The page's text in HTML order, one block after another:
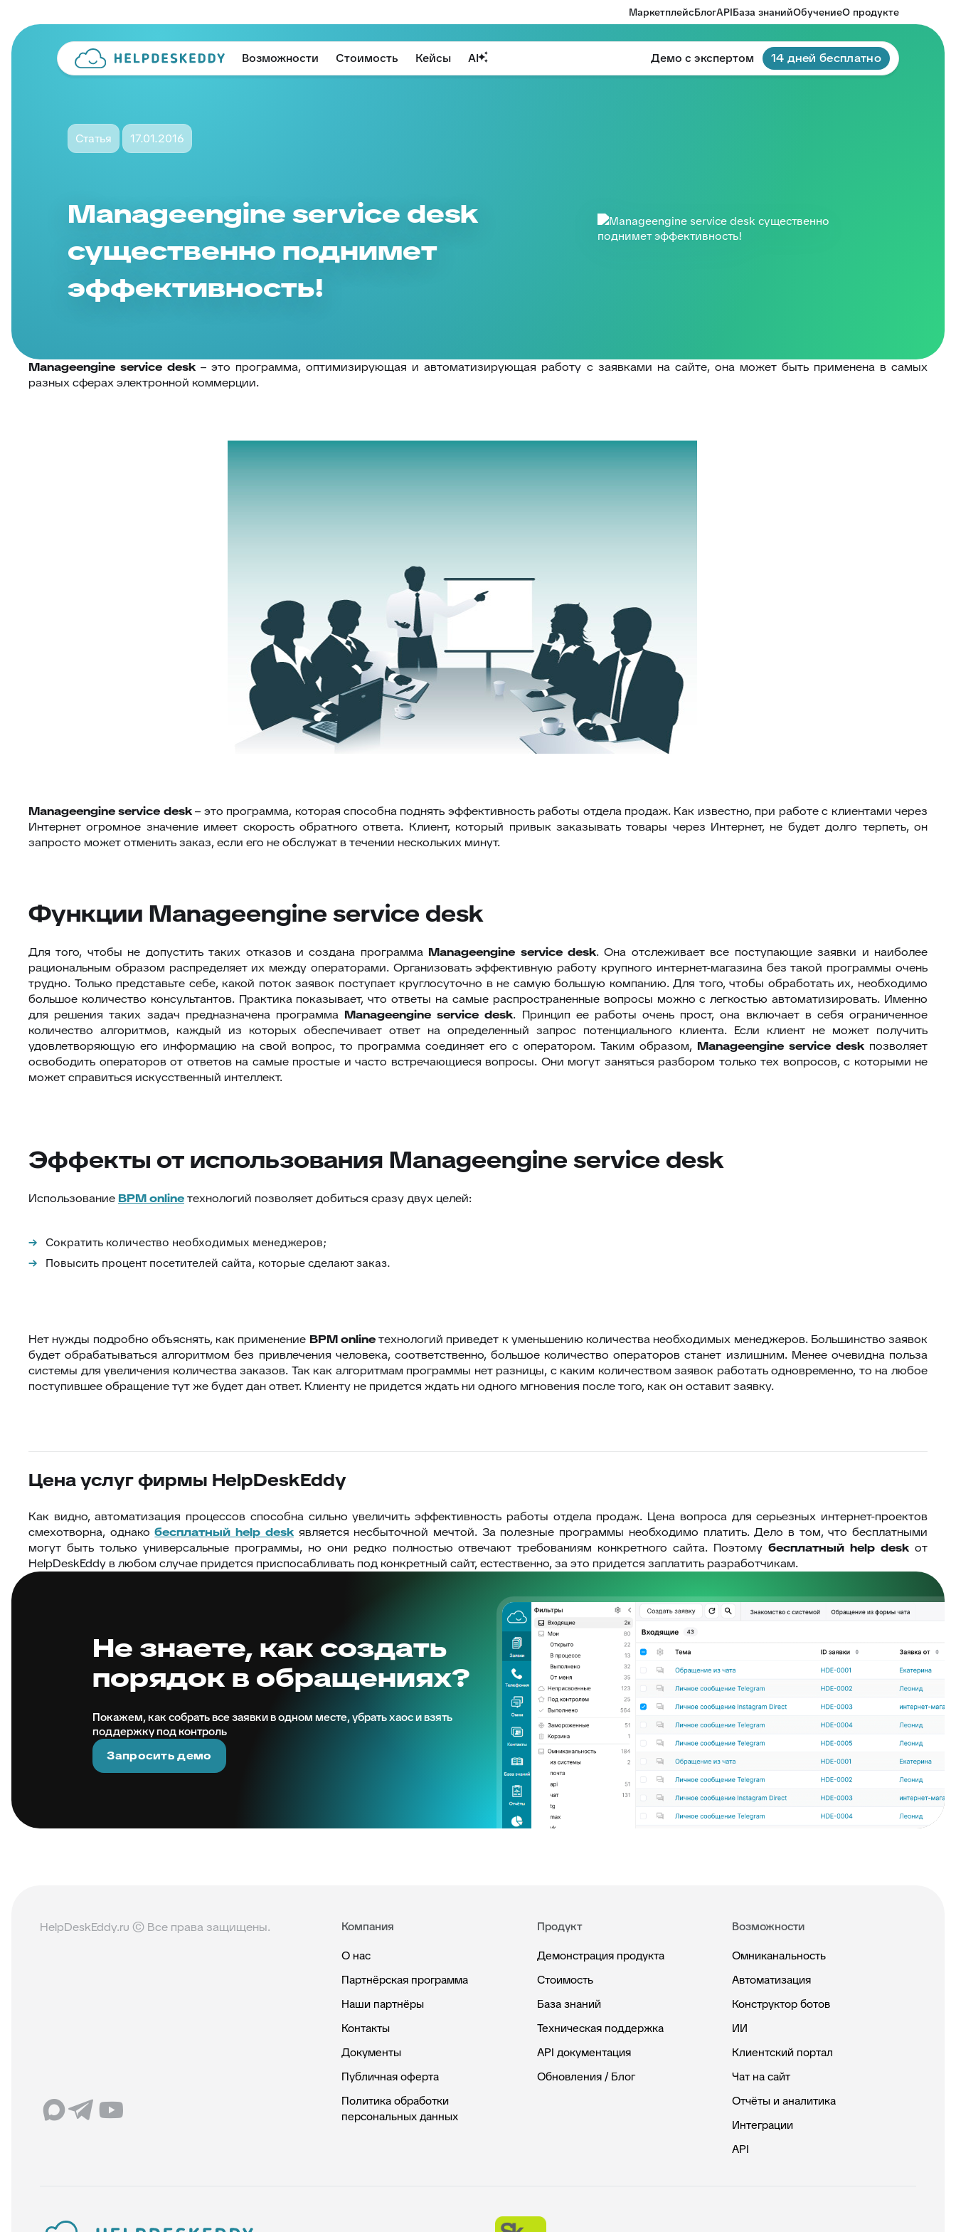
МаркетплейсБлогAPIБаза знанийОбучениеО продукте
Возможности Стоимость Кейсы AI Демо с экспертом 14 дней бесплатно
Статья 17.01.2016
Manageengine service desk
существенно поднимет
эффективность!
Manageengine service desk – это программа, оптимизирующая и автоматизирующая работу с заявками на сайте, она может быть применена в самых
разных сферах электронной коммерции.
Manageengineservice desk– это программа, которая способна поднять эффективность работы отдела продаж. Как известно, при работе с клиентами через
Интернет огромное значение имеет скорость обратного ответа. Клиент, который привык заказывать товары через Интернет, не будет долго терпеть, он
запросто может отменить заказ, если его не обслужат в течении нескольких минут.
Функции Manageengine service desk
Для того, чтобы не допустить таких отказов и создана программа Manageengine servicedesk. Она отслеживает все поступающие заявки и наиболее
рациональным образом распределяет их между операторами. Организовать эффективную работу крупного интернет-магазина без такой программы очень
трудно. Только представьте себе, какой поток заявок поступает круглосуточно в не самую большую компанию. Для того, чтобы обработать их, необходимо
большое количество консультантов. Практика показывает, что ответы на самые распространенные вопросы можно с легкостью автоматизировать. Именно
для решения таких задач предназначена программа Manageengineservicedesk. Принцип ее работы очень прост, она включает в себя ограниченное
количество алгоритмов, каждый из которых обеспечивает ответ на определенный запрос потенциального клиента. Если клиент не может получить
удовлетворяющую его информацию на свой вопрос, то программа соединяет его с оператором. Таким образом, Manageengine service desk позволяет
освободить операторов от ответов на самые простые и часто встречающиеся вопросы. Они могут заняться разбором только тех вопросов, с которыми не
может справиться искусственный интеллект.
Эффекты от использования Manageengine service desk
Использование BPMonlineтехнологий позволяет добиться сразу двух целей:
Сократить количество необходимых менеджеров;
Повысить процент посетителей сайта, которые сделают заказ.
Нет нужды подробно объяснять, как применение BPMonlineтехнологий приведет к уменьшению количества необходимых менеджеров. Большинство заявок
будет обрабатываться алгоритмом без привлечения человека, соответственно, большое количество операторов станет излишним. Менее очевидна польза
системы для увеличения количества заказов. Так как алгоритмам программы нет разницы, с каким количеством заявок работать одновременно, то на любое
поступившее обращение тут же будет дан ответ. Клиенту не придется ждать ни одного мгновения после того, как он оставит заявку.
Цена услуг фирмы HelpDeskEddy
Как видно, автоматизация процессов способна сильно увеличить эффективность работы отдела продаж. Цена вопроса для серьезных интернет-проектов
смехотворна, однакобесплатныйhelp deskявляется несбыточной мечтой. За полезные программы необходимо платить. Дело в том, что бесплатными
могут быть только универсальные программы, но они редко полностью отвечают требованиям конкретного сайта. Поэтомубесплатныйhelp desk от
HelpDeskEddy в любом случае придется приспосабливать под конкретный сайт, естественно, за это придется заплатить разработчикам.
Не знаете, как создать
порядок в обращениях?
Покажем, как собрать все заявки в одном месте, убрать хаос и взять
поддержку под контроль
Запросить демо
HelpDeskEddy.ru © Все права защищены.
Компания
О нас
Партнёрская программа
Наши партнёры
Контакты
Документы
Публичная оферта
Политика обработки
персональных данных
Продукт
Демонстрация продукта
Стоимость
База знаний
Техническая поддержка
API документация
Обновления / Блог
Возможности
Омниканальность
Автоматизация
Конструктор ботов
ИИ
Клиентский портал
Чат на сайт
Отчёты и аналитика
Интеграции
API